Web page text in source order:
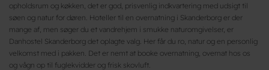
opholdsrum og køkken, det er god, prisvenlig indkvartering med udsigt til
søen og natur for døren. Hoteller til en overnatning i Skanderborg er der
mange af, men søger du et vandrehjem i smukke naturomgivelser, er
Danhostel Skanderborg det oplagte valg. Her får du ro, natur og en personlig
velkomst med i pakken. Det er nemt at booke overnatning, overnat hos os
og vågn op til fuglekvidder og frisk skovluft.